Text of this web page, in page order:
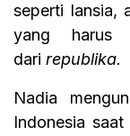
seperti lansia,
yang harus
dari republika.
Nadia
Indonesia